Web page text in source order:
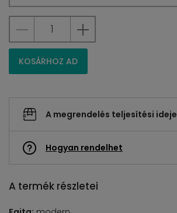
KOSÁRHOZ AD
A megrendelés teljesítési ideje
Hogyan rendelhet
A termék részletei